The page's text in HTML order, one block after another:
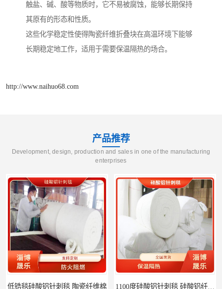
触盐、碱、酸等物质时，它不易被腐蚀，能够长期保持
其原有的形态和性质。
这些化学稳定性使得陶瓷纤维折叠块在高温环境下能够
长期稳定地工作，适用于需要保温隔热的场合。
http://www.naihuo68.com
产品推荐
Development, design, production and sales in one of the manufacturing
enterprises
1100度硅酸铝针刺毯 硅酸铝纤维毡